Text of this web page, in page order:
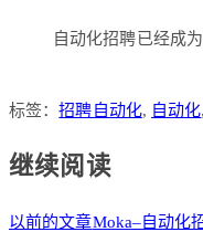
自动化招聘已经成
标签：招聘自动化, 自动化,
继续阅读
以前的文章Moka–自动化